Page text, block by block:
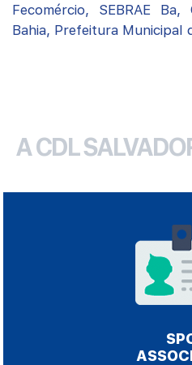
Fecomércio, SEBRAE
Bahia, Prefeitura Municipal
A CDL